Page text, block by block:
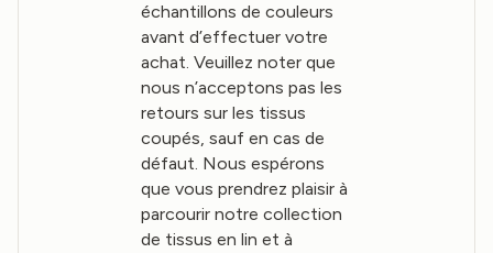
échantillons de couleurs
avant d’effectuer votre
achat. Veuillez noter que
nous n’acceptons pas les
retours sur les tissus
coupés, sauf en cas de
défaut. Nous espérons
que vous prendrez plaisir à
parcourir notre collection
de tissus en lin et à